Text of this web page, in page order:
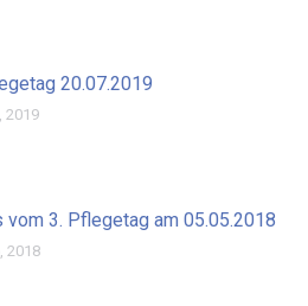
20.07.2019
2019
vom 3. Pflegetag am 05.05.2018
2018